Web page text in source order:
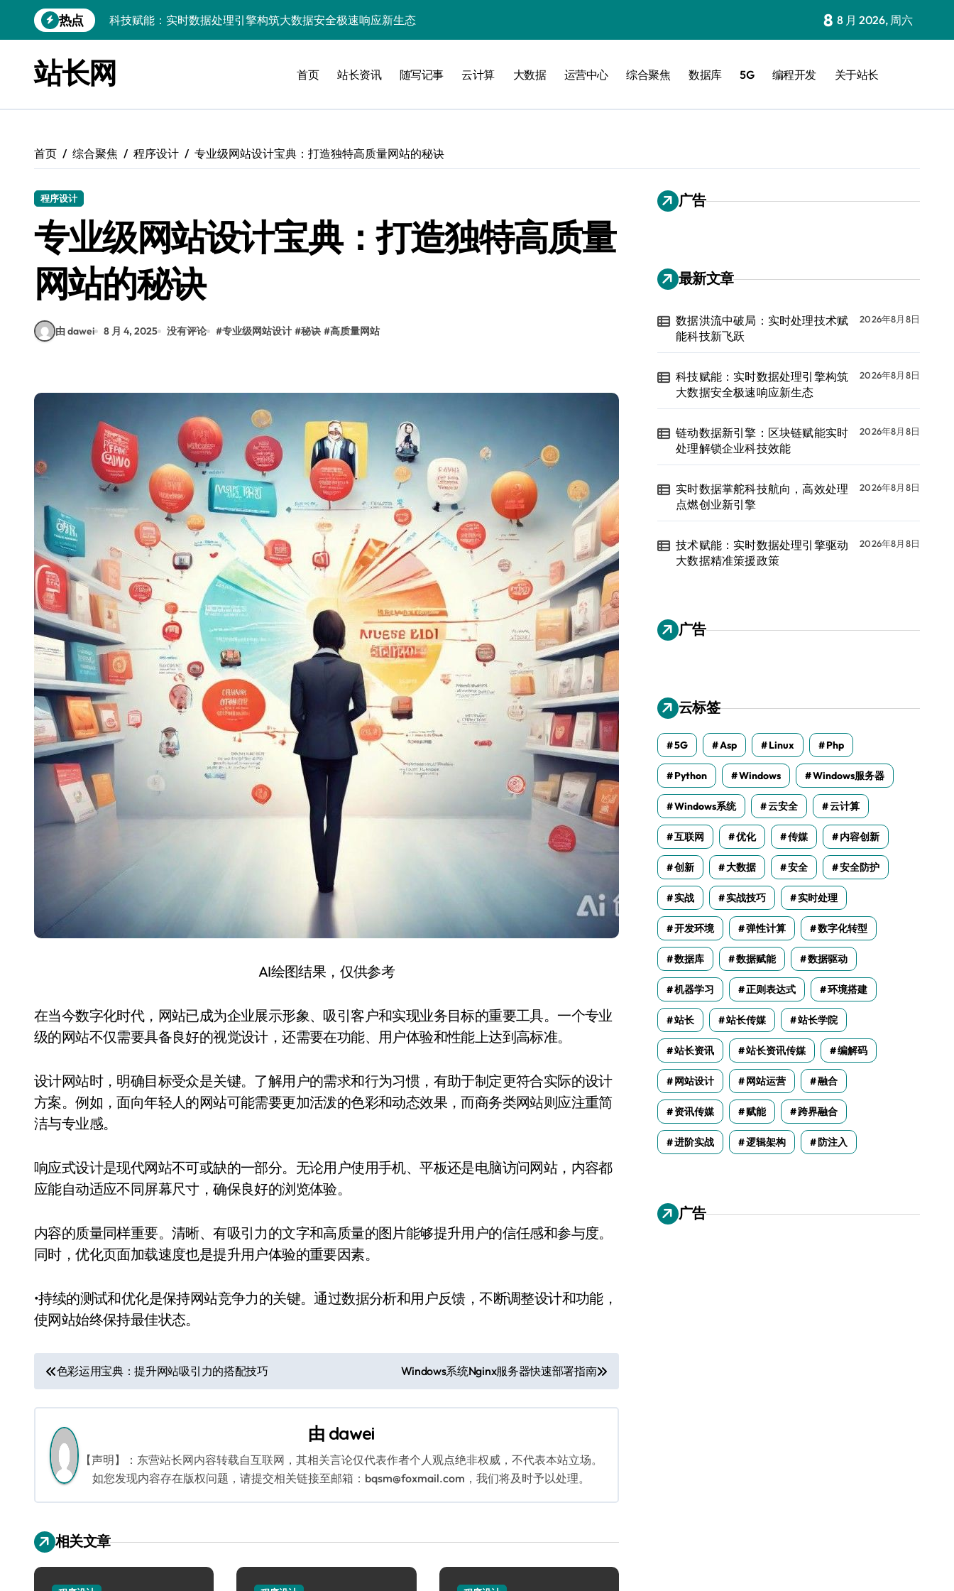
到
热点
科技赋能：实时数据处理引擎构筑大数据安全极速响应新生态
实时数据掌舵科技航向，高效处理点燃创业新引擎
技术赋能：实时数据处理引擎驱动大数据精准策援政策
大数据实时处理引擎驱动：小程序科技化高效开发新范式
技术赋能：基于大数据的实时流处理引擎智能高效构建探索
大数据洪流下服务器端实时处理架构的智能优化革新
数据洪流中破局：实时处理技术赋能科技新飞跃
8 8 月 2026, 周六
站长网 首页 站长资讯 随写记事 云计算 大数据 运营中心 综合聚焦 数据库 5G 编程开发 关于站长
首页 综合聚焦 程序设计 专业级网站设计宝典：打造独特高质量网站的秘诀
程序设计
专业级网站设计宝典：打造独特高质量
网站的秘诀
由 dawei 8 月 4, 2025 没有评论 #专业级网站设计 #秘诀 #高质量网站
AI绘图结果，仅供参考
在当今数字化时代，网站已成为企业展示形象、吸引客户和实现业务目标的重要工具。一个专业
级的网站不仅需要具备良好的视觉设计，还需要在功能、用户体验和性能上达到高标准。
设计网站时，明确目标受众是关键。了解用户的需求和行为习惯，有助于制定更符合实际的设计
方案。例如，面向年轻人的网站可能需要更加活泼的色彩和动态效果，而商务类网站则应注重简
洁与专业感。
响应式设计是现代网站不可或缺的一部分。无论用户使用手机、平板还是电脑访问网站，内容都
应能自动适应不同屏幕尺寸，确保良好的浏览体验。
内容的质量同样重要。清晰、有吸引力的文字和高质量的图片能够提升用户的信任感和参与度。
同时，优化页面加载速度也是提升用户体验的重要因素。
•持续的测试和优化是保持网站竞争力的关键。通过数据分析和用户反馈，不断调整设计和功能，
使网站始终保持最佳状态。
文
章
导
航
色彩运用宝典：提升网站吸引力的搭配技巧 Windows系统Nginx服务器快速部署指南
由 dawei
【声明】：东营站长网内容转载自互联网，其相关言论仅代表作者个人观点绝非权威，不代表本站立场。
如您发现内容存在版权问题，请提交相关链接至邮箱：bqsm@foxmail.com，我们将及时予以处理。
相关文章
广告
最新文章
数据洪流中破局：实时处理技术赋
能科技新飞跃
2026年8月8日
科技赋能：实时数据处理引擎构筑
大数据安全极速响应新生态
2026年8月8日
链动数据新引擎：区块链赋能实时
处理解锁企业科技效能
2026年8月8日
实时数据掌舵科技航向，高效处理
点燃创业新引擎
2026年8月8日
技术赋能：实时数据处理引擎驱动
大数据精准策援政策
2026年8月8日
广告
云标签
5G Asp Linux Php
Python Windows Windows服务器
Windows系统 云安全 云计算
互联网 优化 传媒 内容创新
创新 大数据 安全 安全防护
实战 实战技巧 实时处理
开发环境 弹性计算 数字化转型
数据库 数据赋能 数据驱动
机器学习 正则表达式 环境搭建
站长 站长传媒 站长学院
站长资讯 站长资讯传媒 编解码
网站设计 网站运营 融合
资讯传媒 赋能 跨界融合
进阶实战 逻辑架构 防注入
广告